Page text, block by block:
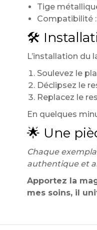
Tige
Compatibilité
🛠️
L’installation du
Soulevez le
Déclipsez le
Replacez le
En quelques
🌟 Une
Chaque
authentique et
Apportez la
mes soins, il